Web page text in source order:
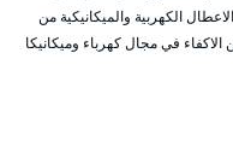
الكهربية والميكانيكية من
في مجال كهرباء وميكانيكا